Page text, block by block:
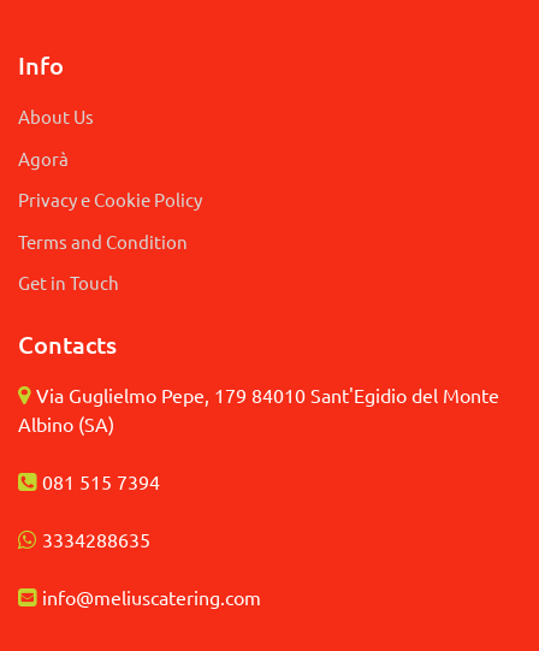
Info
About Us
Agorà
Privacy e Cookie Policy
Terms and Condition
Get in Touch
Contacts
Via Guglielmo Pepe, 179 84010 Sant'Egidio del Monte
Albino (SA)
081 515 7394
3334288635
info@meliuscatering.com